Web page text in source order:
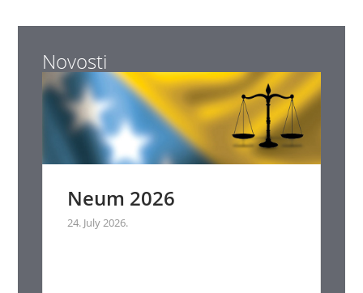
Novosti
Neum 2026
24. July 2026.